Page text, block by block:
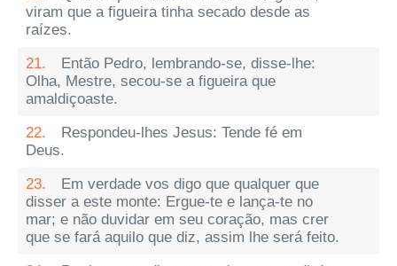
viram que a figueira tinha secado desde as
raízes.
21.
Então Pedro, lembrando-se, disse-lhe:
Olha, Mestre, secou-se a figueira que
amaldiçoaste.
22.
Respondeu-lhes Jesus: Tende fé em
Deus.
23.
Em verdade vos digo que qualquer que
disser a este monte: Ergue-te e lança-te no
mar; e não duvidar em seu coração, mas crer
que se fará aquilo que diz, assim lhe será feito.